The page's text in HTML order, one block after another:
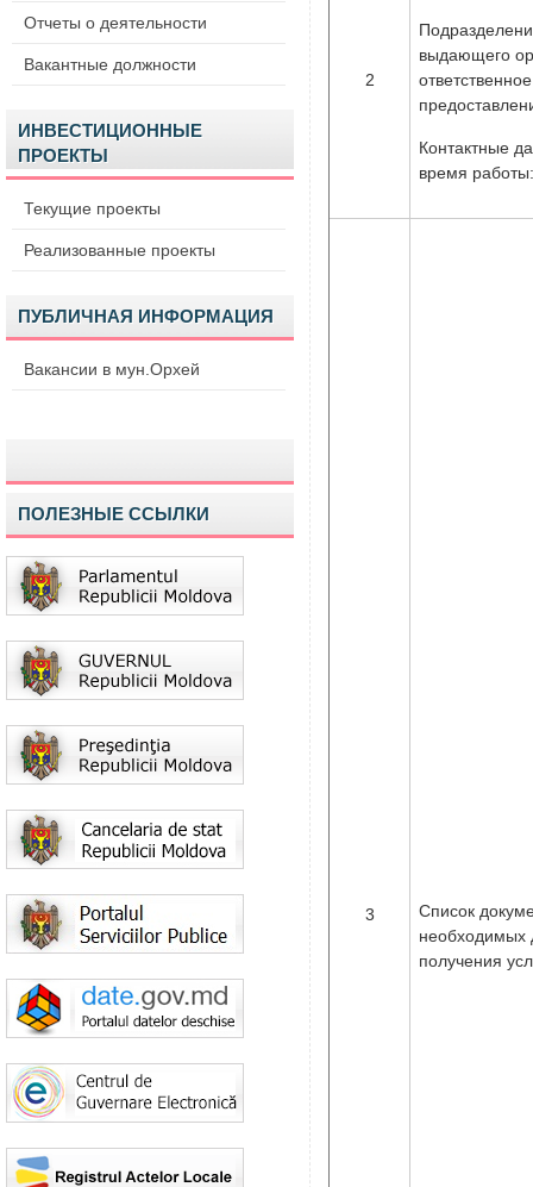
Отчеты о деятельности
Вакантные должности
ИНВЕСТИЦИОННЫЕ
ПРОЕКТЫ
Текущие проекты
Реализованные проекты
ПУБЛИЧНАЯ ИНФОРМАЦИЯ
Вакансии в мун.Орхей
ПОЛЕЗНЫЕ ССЫЛКИ
2
выдающего
Контактные
время работы:
3
Список
необходимых
получения